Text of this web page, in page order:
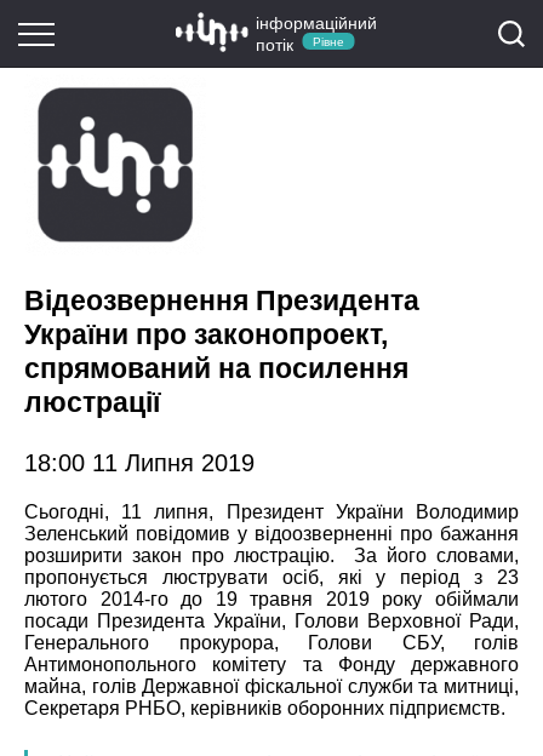
інформаційний
потік
Рівне
Відеозвернення Президента
України про законопроект,
спрямований на посилення
люстрації
18:00 11 Липня 2019
Сьогодні, 11 липня, Президент України Володимир
Зеленський повідомив у відоозверненні про бажання
розширити закон про люстрацію. За його словами,
пропонується люструвати осіб, які у період з 23
лютого 2014-го до 19 травня 2019 року обіймали
посади Президента України, Голови Верховної Ради,
Генерального прокурора, Голови СБУ, голів
Антимонопольного комітету та Фонду державного
майна, голів Державної фіскальної служби та митниці,
Секретаря РНБО, керівників оборонних підприємств.